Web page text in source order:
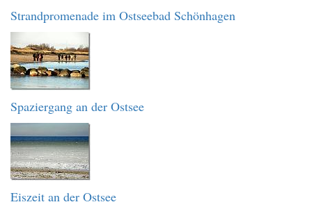
Strandpromenade im Ostseebad Schönhagen
Spaziergang an der Ostsee
Eiszeit an der Ostsee